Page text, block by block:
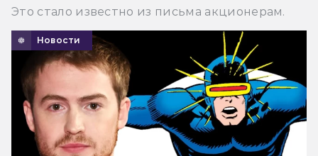
Это стало известно из письма акционерам.
Новости